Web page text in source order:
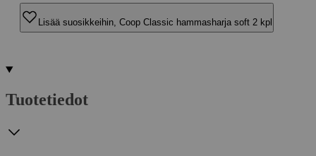
Lisää suosikkeihin, Coop Classic hammasharja soft 2 kpl
Tuotetiedot